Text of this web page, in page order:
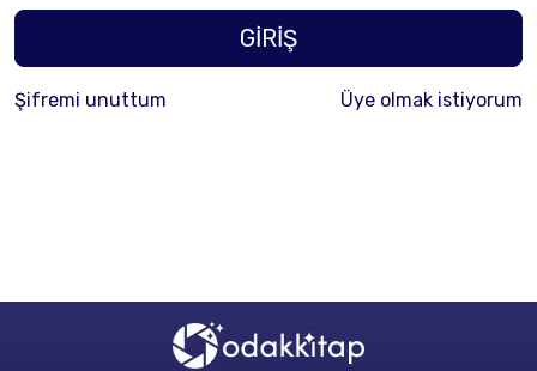
GİRİŞ
Şifremi unuttum Üye olmak istiyorum